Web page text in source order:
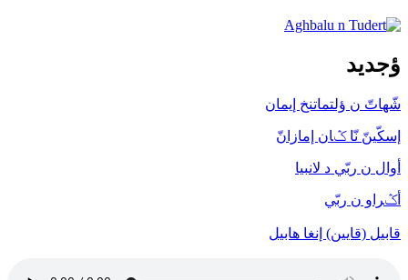
Aghbalu n Tudert
ؤجديد
شّهاتّ ن ؤلتماتنخ إيمان
إسكّينّ نّا ݣان إمازانّ
أوال ن ربّي د لانبيا
أݣراو ن ربّي
قابيل (قايين) إنغا هابيل